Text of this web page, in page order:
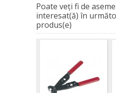
Poate veţi fi de
interesat(ă) în
produs(e)